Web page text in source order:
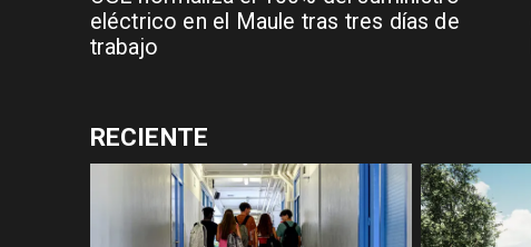
eléctrico en el Maule tras tres días de
trabajo
RECIENTE